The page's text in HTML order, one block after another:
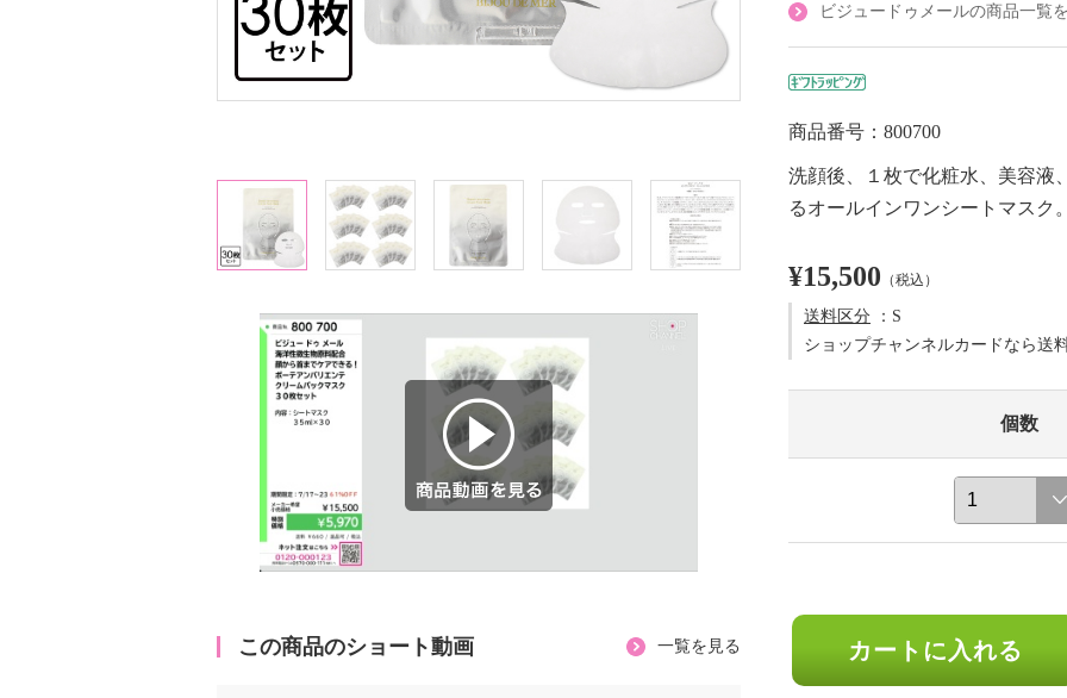
この商品のショート動画 一覧を見る
ビジュードゥメールの商品一覧
商品番号：800700
洗顔後、１枚で化粧水、美容液
るオールインワンシートマスク。
¥15,500 （税込）
送料区分 ：S
ショップチャンネルカードなら送
個数
カートに入れる